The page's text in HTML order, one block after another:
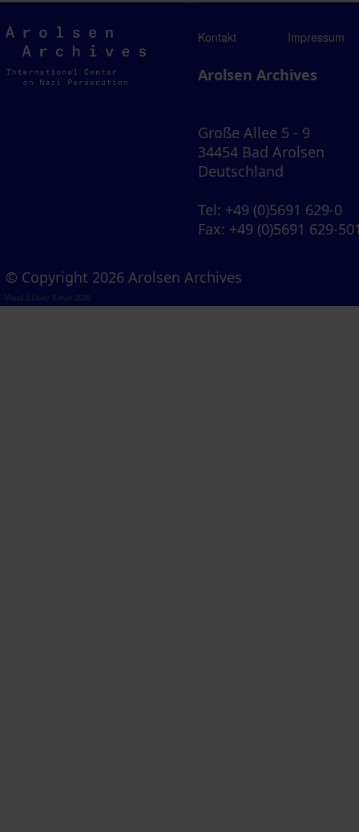
Arolsen
Archives
Kontakt Impressum
Arolsen Archives
Große Allee 5 - 9
34454 Bad Arolsen
Deutschland
Tel: +49 (0)5691 629-0
Fax: +49 (0)5691 629-
© Copyright 2026 Arolsen Archives
Visual Library Server 2026